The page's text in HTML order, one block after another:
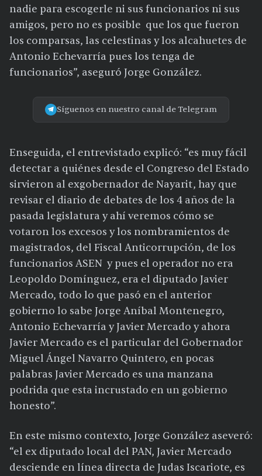
nadie para escogerle ni sus funcionarios ni sus
amigos, pero no es posible que los que fueron
los comparsas, las celestinas y los alcahuetes de
Antonio Echevarría pues los tenga de
funcionarios”, aseguró Jorge González.
Síguenos en nuestro canal de Telegram
Enseguida, el entrevistado explicó: “es muy fácil
detectar a quiénes desde el Congreso del Estado
sirvieron al exgobernador de Nayarit, hay que
revisar el diario de debates de los 4 años de la
pasada legislatura y ahí veremos cómo se
votaron los excesos y los nombramientos de
magistrados, del Fiscal Anticorrupción, de los
funcionarios ASEN y pues el operador no era
Leopoldo Domínguez, era el diputado Javier
Mercado, todo lo que pasó en el anterior
gobierno lo sabe Jorge Aníbal Montenegro,
Antonio Echevarría y Javier Mercado y ahora
Javier Mercado es el particular del Gobernador
Miguel Ángel Navarro Quintero, en pocas
palabras Javier Mercado es una manzana
podrida que esta incrustado en un gobierno
honesto”.
En este mismo contexto, Jorge González aseveró:
“el ex diputado local del PAN, Javier Mercado
desciende en línea directa de Judas Iscariote, es